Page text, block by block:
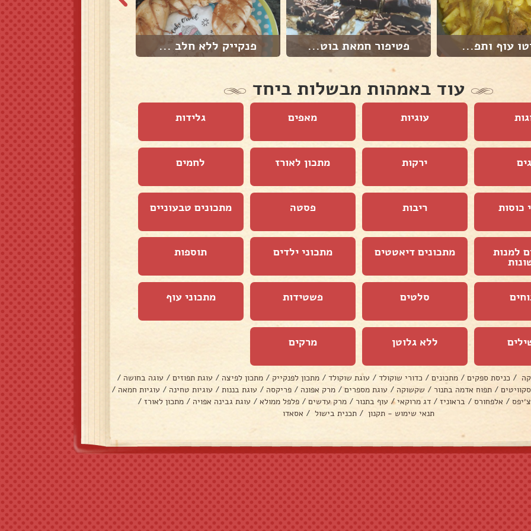
עוף ותפ... פטיפור חמאת בוט... פנקייק ללא חלב ...
עוד באמהות מבשלות ביחד
עוגיות מאפים גלידות
ירקות מתכון לאורז לחמים
כוסות ריבות פסטה מתכונים טבעוניים
למנות מתכונים דיאטטים מתכוני ילדים תוספות
סלטים פשטידות מתכוני עוף
ללא גלוטן מרקים
/ כניסת ספקים / מתכונים / כדורי שוקולד / עוגת שוקולד / מתכון לפנקייק / מתכון לפיצה / עוגת תפוזים / עוגה בחושה /
/ תפוח אדמה בתנור / שקשוקה / עוגת מספרים / מרק אפונה / פריקסה / עוגת בננות / עוגיות טחינה / עוגיות חמאה /
/ אלפחורס / בראוניז / דג מרוקאי/ עוף בתנור / מרק עדשים / פלפל ממולא / עוגת גבינה אפויה / מתכון לאורז /
תנאי שימוש - תקנון / תכנית בישול / אסאדו